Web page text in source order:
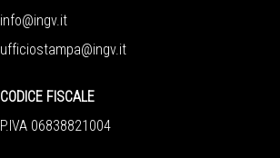
info@ingv.it
ufficiostampa@ingv.it
CODICE FISCALE
P.IVA 06838821004